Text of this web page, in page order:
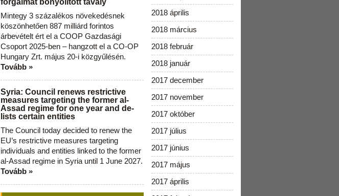
forgalmat bonyolított tavaly
Mintegy 3 százalékos növekedésnek
köszönhetően 887 milliárd forintos
árbevételt ért el a COOP Gazdasági
Csoport 2025-ben – hangzott el a CO-OP
Hungary Zrt. május 20-i közgyűlésén.
Tovább »
Syria: Council renews restrictive
measures targeting the former al-
Assad regime for one year and de-
lists certain entities
The Council today decided to renew the
EU’s restrictive measures targeting
individuals and entities linked to the former
al-Assad regime in Syria until 1 June 2027.
Tovább »
2018 április
2018 március
2018 február
2018 január
2017 december
2017 november
2017 október
2017 július
2017 június
2017 május
2017 április